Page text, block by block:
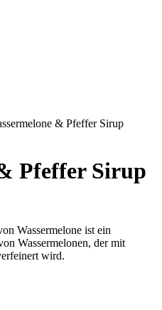
& Pfeffer Sirup
Pfeffer Sirup
Wassermelone ist ein
Wassermelonen, dermit
wird.